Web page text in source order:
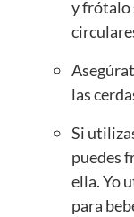
y frótalo
las
Si
puedes
ella. Yo
para